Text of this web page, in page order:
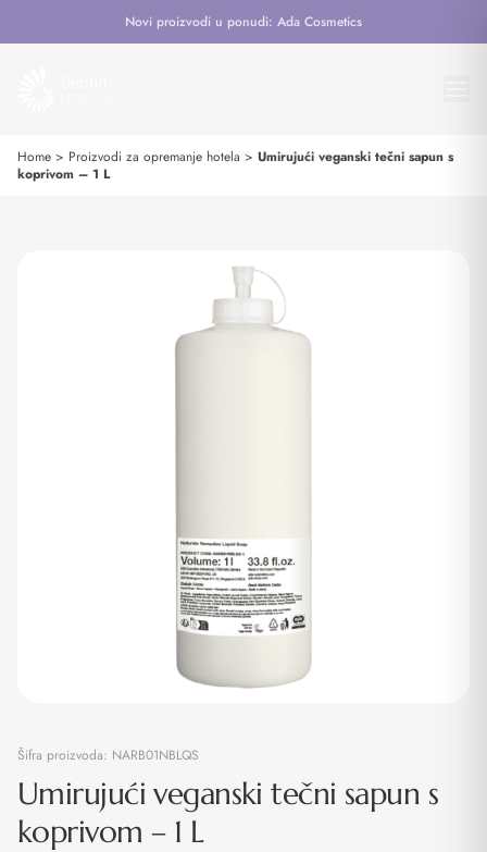
Novi proizvodi u ponudi: Ada Cosmetics
Home > Proizvodi za opremanje hotela > Umirujući veganski tečni sapun s
koprivom – 1 L
Šifra proizvoda: NARB01NBLQS
Umirujući veganski tečni sapun s
koprivom – 1 L